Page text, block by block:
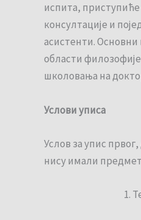
испита, приступиће
консултације и
асистенти. Основни
области
школовања на
Услови уписа
Услов за упис
нису имали